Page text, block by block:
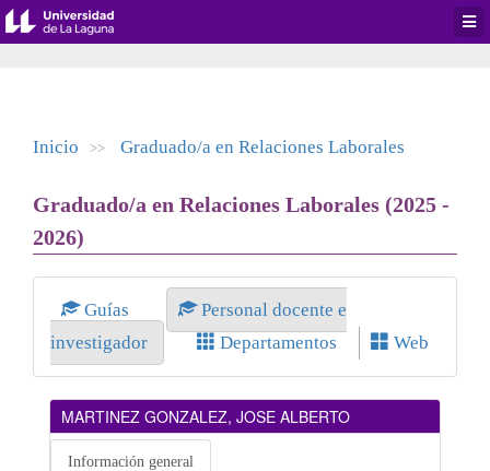
Inicio >> Graduado/a en Relaciones Laborales
Graduado/a en Relaciones Laborales (2025 -
2026)
Guías
Personal docente e
investigador
Departamentos Web
MARTINEZ GONZALEZ, JOSE ALBERTO
Información general